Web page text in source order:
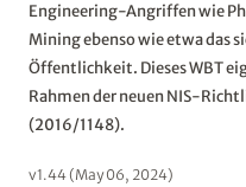
Engineering-Angriffen wie
Mining ebenso wie etwa das
Öffentlichkeit. Dieses WBT
Rahmen der neuen NIS-
(2016/1148).
v1.44 (May 06, 2024)